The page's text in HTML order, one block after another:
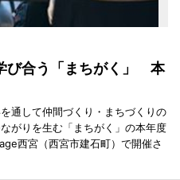
び合う「まちがく」 本
通して仲間づくり・まちづくりの
がりを生む「まちがく」の本年度
西宮（西宮市建石町）で開催さ